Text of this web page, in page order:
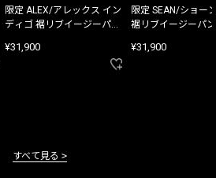
限定 ALEX/アレックス イン
ディゴ 裾リブイージーパン
¥31,900
限定 SEAN/ショー
裾リブイージーパ
¥31,900
すべて見る